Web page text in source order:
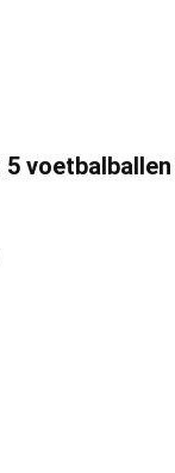
voetbalballen